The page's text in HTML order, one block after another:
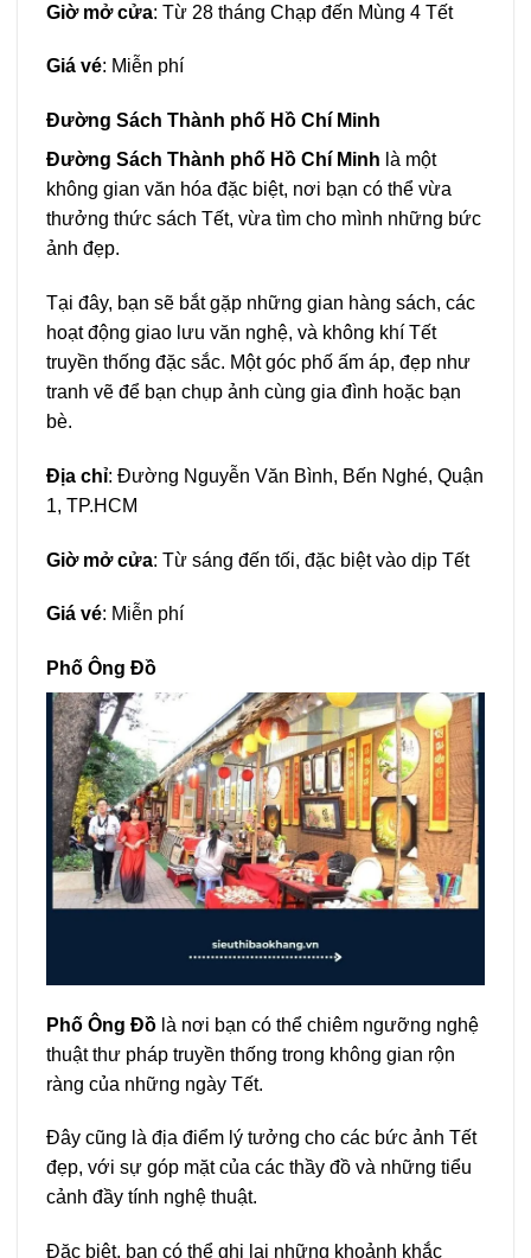
Giờ mở cửa: Từ 28 tháng Chạp đến Mùng 4 Tết
Giá vé: Miễn phí
Đường Sách Thành phố Hồ Chí Minh
Đường Sách Thành phố Hồ Chí Minh là một
không gian văn hóa đặc biệt, nơi bạn có thể vừa
thưởng thức sách Tết, vừa tìm cho mình những bức
ảnh đẹp.
Tại đây, bạn sẽ bắt gặp những gian hàng sách, các
hoạt động giao lưu văn nghệ, và không khí Tết
truyền thống đặc sắc. Một góc phố ấm áp, đẹp như
tranh vẽ để bạn chụp ảnh cùng gia đình hoặc bạn
bè.
Địa chỉ: Đường Nguyễn Văn Bình, Bến Nghé, Quận
1, TP.HCM
Giờ mở cửa: Từ sáng đến tối, đặc biệt vào dịp Tết
Giá vé: Miễn phí
Phố Ông Đồ
Phố Ông Đồ là nơi bạn có thể chiêm ngưỡng nghệ
thuật thư pháp truyền thống trong không gian rộn
ràng của những ngày Tết.
Đây cũng là địa điểm lý tưởng cho các bức ảnh Tết
đẹp, với sự góp mặt của các thầy đồ và những tiểu
cảnh đầy tính nghệ thuật.
Đặc biệt, bạn có thể ghi lại những khoảnh khắc